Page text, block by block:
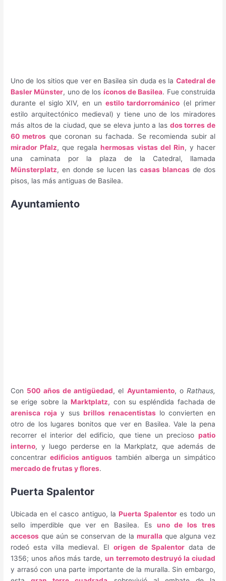
Uno de los sitios que ver en Basilea sin duda es la Catedral de
Basler Münster, uno de los íconos de Basilea. Fue construida
durante el siglo XIV, en un estilo tardorrománico (el primer
estilo arquitectónico medieval) y tiene uno de los miradores
más altos de la ciudad, que se eleva junto a las dos torres de
60 metros que coronan su fachada. Se recomienda subir al
mirador Pfalz, que regalahermosas vistas del Rin, y hacer
una caminata por la plaza de la Catedral, llamada
Münsterplatz, en donde se lucen las casas blancasde dos
pisos, las más antiguas de Basilea.
Ayuntamiento
Con 500 años de antigüedad, el Ayuntamiento, o Rathaus,
se erige sobre laMarktplatz, con su espléndida fachada de
arenisca rojay susbrillos renacentistaslo convierten en
otro de los lugares bonitos que ver en Basilea. Vale la pena
recorrer el interior del edificio, que tiene un precioso patio
interno, y luego perderse en la Markplatz, que además de
concentrar edificios antiguos también alberga un simpático
mercado de frutas y flores.
Puerta Spalentor
Ubicada en el casco antiguo, laPuerta Spalentores todo un
sello imperdible que ver en Basilea. Es uno de los tres
accesos que aún se conservan de la murallaque alguna vez
rodeó esta villa medieval. El origen de Spalentordata de
1356; unos años más tarde, un terremoto destruyó la ciudad
y arrasó con una parte importante de la muralla. Sin embargo,